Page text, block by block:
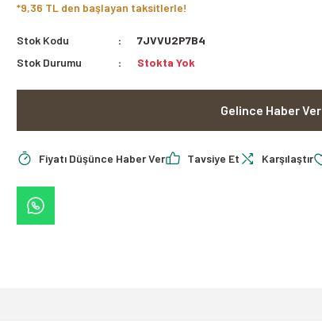
*9,36 TL den başlayan taksitlerle!
Stok Kodu
7JVVU2P7B4
Stok Durumu
Stokta Yok
Gelince Haber Ver
Fiyatı Düşünce Haber Ver Tavsiye Et Karşılaştır